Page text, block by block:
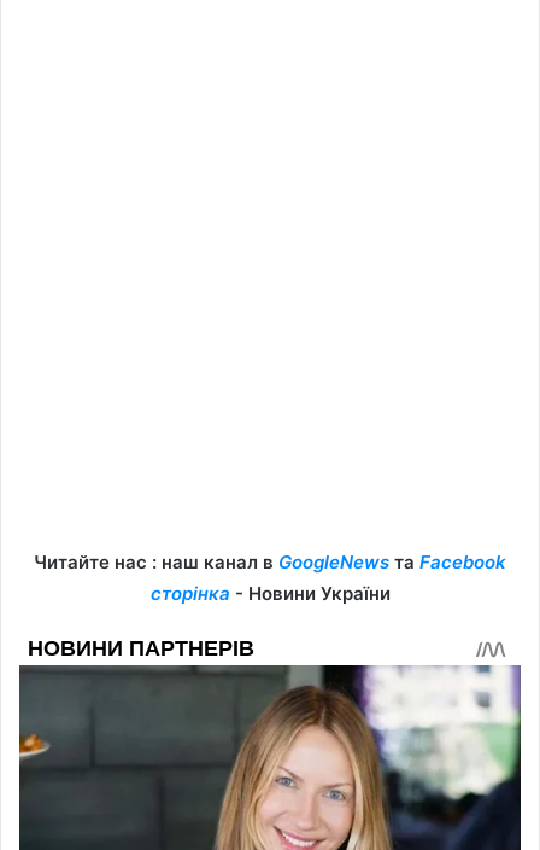
Читайте нас : наш канал в GoogleNews та Facebook
сторінка - Новини України